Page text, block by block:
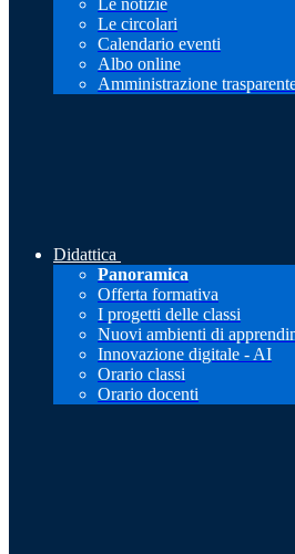
Le notizie
Le circolari
Calendario eventi
Albo online
Amministrazione
Didattica
Panoramica
Offerta formativa
I progetti delle classi
Nuovi ambienti di
Innovazione digitale - AI
Orario classi
Orario docenti